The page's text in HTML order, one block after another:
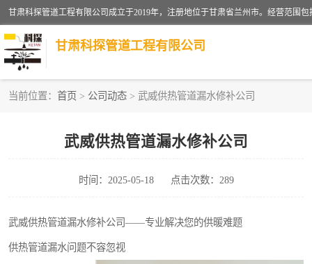
甘肃科探管道工程有限公司
当前位置： 首页 > 公司动态 > 武威供热管道漏水修补公司
武威供热管道漏水修补公司
时间：2025-05-18 点击次数：289
武威供热管道漏水修补公司——专业解决您的供暖难题
供热管道漏水问题不容忽视
供热管道漏水
自来水管漏水
高压车疏通清淤